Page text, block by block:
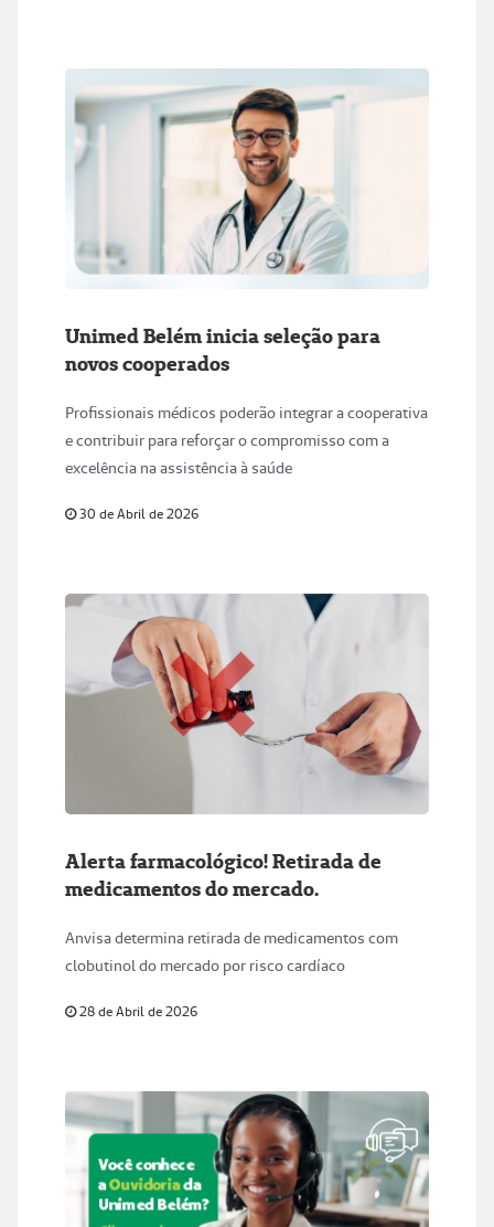
Unimed Belém inicia seleção para
novos cooperados
Profissionais médicos poderão integrar a cooperativa
e contribuir para reforçar o compromisso com a
excelência na assistência à saúde
30 de Abril de 2026
Alerta farmacológico! Retirada de
medicamentos do mercado.
Anvisa determina retirada de medicamentos com
clobutinol do mercado por risco cardíaco
28 de Abril de 2026